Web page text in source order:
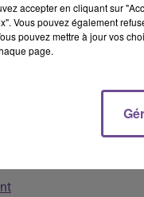
le prochain match
Sports de Saint Junien
ci-dessous.
accepter en cliquant sur
Vous pouvez également
pouvez mettre à jour vos
page.